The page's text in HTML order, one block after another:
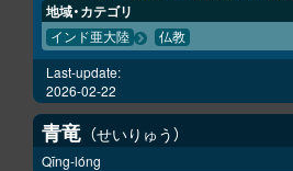
地域・カテゴリ
インド亜大陸 仏教
Last-update:
2026-02-22
青竜 せいりゅう
Qīng-lóng